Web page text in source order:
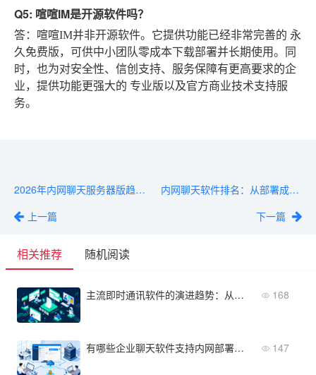
Q5: 喧喧IM是开源软件吗？
答：喧喧IM并非开源软件。它提供功能已经非常完善的 永
久免费版，可供中小团队零成本下载部署并长期使用。同
时，也为对安全性、信创支持、服务保障有更高要求的企
业，提供功能更强大的 专业版以及官方商业技术支持服
务。
2026年内网聊天服务器版趋势：私有化部署与数据安全新方向
上一篇
内网聊天软件排名：从部署成本到运维轻量化的选型清单
下一篇
相关推荐 随机阅读
主流即时通讯软件的演进趋势：从聊天工具到企业数字底座 168
有哪些企业聊天软件支持内网部署？5款盘点 147